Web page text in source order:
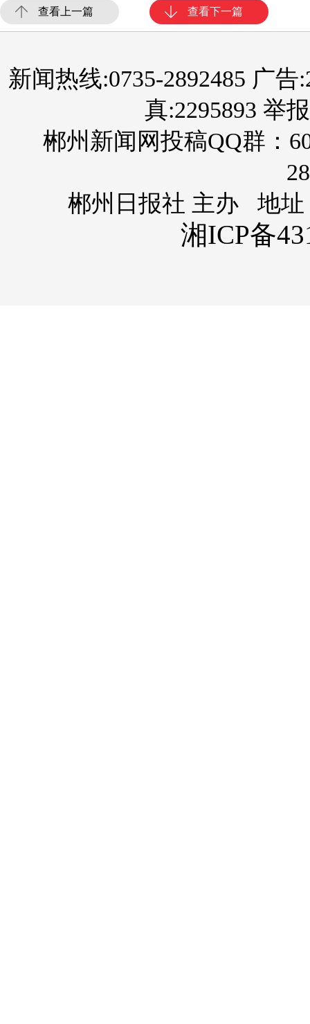
查看上一篇 查看下一篇
新闻热线:0735-2892485 广告
真:2295893 举
郴州新闻网投稿QQ群：
郴州日报社 主办 地址
湘ICP备